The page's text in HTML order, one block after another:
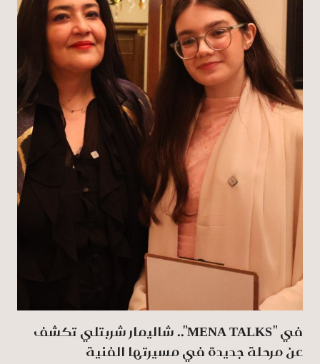
في "MENA TALKS".. شاليمار شربتلي تكشف
عن مرحلة جديدة في مسيرتها الفنية